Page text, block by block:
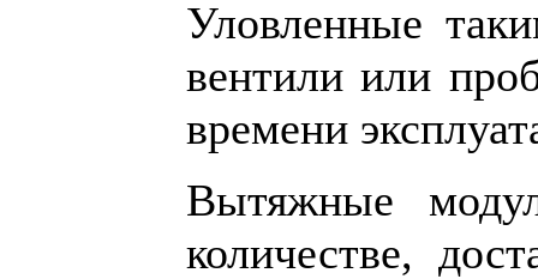
Уловленные
вентили или
времени
Вытяжные
количестве,